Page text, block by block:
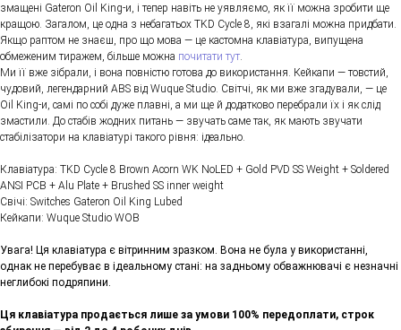
змащені Gateron Oil King-и, і тепер навіть не уявляємо, як її можна зробити ще
кращою. Загалом, це одна з небагатьох TKD Cycle 8, які взагалі можна придбати.
Якщо раптом не знаєш, про що мова — це кастомна клавіатура, випущена
обмеженим тиражем, більше можна почитати тут
Ми її вже зібрали, і вона повністю готова до використання. Кейкапи — товстий,
чудовий, легендарний ABS від Wuque Studio. Світчі, як ми вже згадували, — це
Oil King-и, самі по собі дуже плавні, а ми ще й додатково перебрали їх і як слід
змастили. До стабів жодних питань — звучать саме так, як мають звучати
стабілізатори на клавіатурі такого рівня: ідеально.
Клавіатура: TKD Cycle 8 Brown Acorn WK NoLED + Gold PVD SS Weight + Soldered
ANSI PCB + Alu Plate + Brushed SS inner weight
Свічі: Switches Gateron Oil King Lubed
Кейкапи: Wuque Studio WOB
Увага! Ця клавіатура є вітринним зразком. Вона не була у використанні,
однак не перебуває в ідеальному стані: на задньому обважнювачі є незначні
неглибокі подряпини.
Ця клавіатура продається лише за умови 100% передоплати, строк